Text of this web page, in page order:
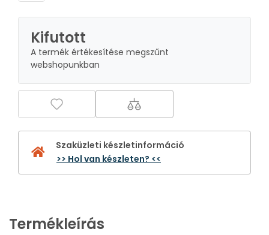
Kifutott
A termék értékesítése megszűnt
webshopunkban
Szaküzleti készletinformáció
>> Hol van készleten? <<
Termékleírás